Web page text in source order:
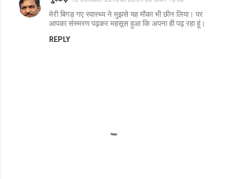
मेरी बिगड़ गए स्‍वास्‍थ्‍य ने मुझसे यह मौका भी छीन लिया। पर
आपका संस्‍मरण पढ़कर महसूस हुआ कि अपना ही पढ़ रहा हूं।
REPLY